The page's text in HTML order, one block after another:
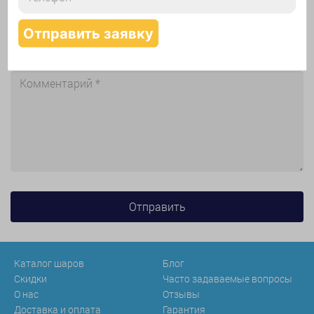
Каталог шаров
Скидки
О нас
Доставка и оплата
Блог
Часто задаваемые вопросы
Отзывы
Гарантия